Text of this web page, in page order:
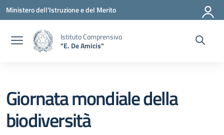
Vai ai contenuti
Vai al menu di navigazione
Vai al footer
Ministero dell'Istruzione e del Merito
Istituto Comprensivo
"E. De Amicis"
Giornata mondiale della
biodiversità